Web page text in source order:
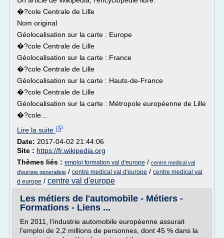
�?cole Centrale de Lille
Nom original
Géolocalisation sur la carte : Europe
�?cole Centrale de Lille
Géolocalisation sur la carte : France
�?cole Centrale de Lille
Géolocalisation sur la carte : Hauts-de-France
�?cole Centrale de Lille
Géolocalisation sur la carte : Métropole européenne de Lille
�?cole...
Lire la suite
Date: 2017-04-02 21:44:06
Site : https://fr.wikipedia.org
Thèmes liés : emploi formation val d'europe / centre medical val
d'europe generaliste / centre medical val d'europe / centre medical val
d europe / centre val d'europe
Les métiers de l'automobile - Métiers -
Formations - Liens ...
En 2011, l'industrie automobile européenne assurait
l'emploi de 2,2 millions de personnes, dont 45 % dans la